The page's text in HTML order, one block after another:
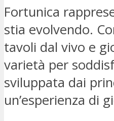
Fortunica
stia evolvendo.
tavoli dal vivo e
varietà per
sviluppata dai
un’esperienza di